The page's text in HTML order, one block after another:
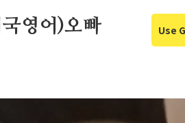
Use
영어)오빠